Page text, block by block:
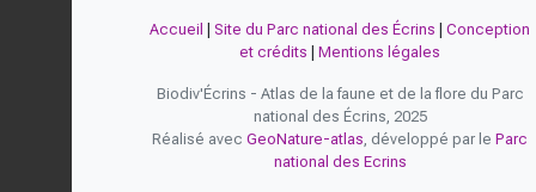
Wermeille, 2002
observation
Dernière observation en
Antaxie marbrée
Antaxius pedestris(Fabricius, 1787)
Accueil Site du Parc national des Écrins
Conception
et crédits
Mentions légales
Biodiv'Écrins - Atlas de la faune et de la flore du Parc
national des Écrins, 2025
Réalisé avec GeoNature-atlas, développé par le Parc
national des Ecrins